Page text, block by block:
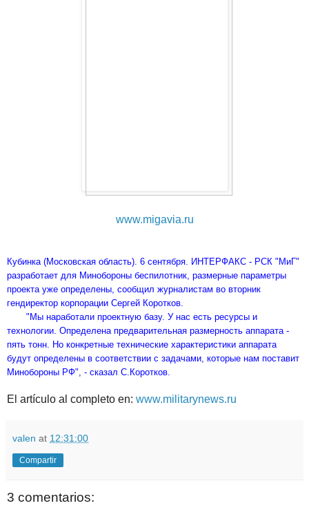
www.migavia.ru
Кубинка (Московская область). 6 сентября. ИНТЕРФАКС - РСК "МиГ"
разработает для Минобороны беспилотник, размерные параметры
проекта уже определены, сообщил журналистам во вторник
гендиректор корпорации Сергей Коротков.
"Мы наработали проектную базу. У нас есть ресурсы и
технологии. Определена предварительная размерность аппарата -
пять тонн. Но конкретные технические характеристики аппарата
будут определены в соответствии с задачами, которые нам поставит
Минобороны РФ", - сказал С.Коротков.
El artículo al completo en: www.militarynews.ru
valen at 12:31:00
Compartir
3 comentarios: